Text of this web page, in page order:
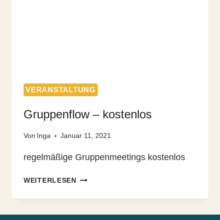
VERANSTALTUNG
Gruppenflow – kostenlos
Von Inga Januar 11, 2021
regelmäßige Gruppenmeetings kostenlos
WEITERLESENGRUPPENFLOW
KOSTENLOS